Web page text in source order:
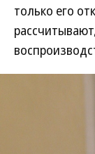
только его